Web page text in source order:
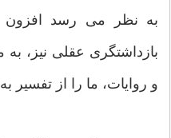
به نظر می رسد افزون
بازداشتگری عقلی نیز،
و روایات، ما را از تفسیر